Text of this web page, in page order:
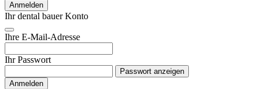
Anmelden
Ihr dental bauer Konto
Ihre E-Mail-Adresse
Ihr Passwort
Passwort anzeigen
Anmelden